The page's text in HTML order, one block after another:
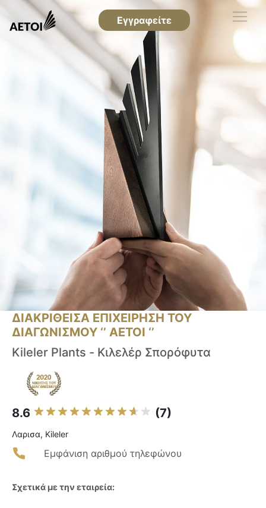
Εγγραφείτε
ΔΙΑΚΡΙΘΕΙΣΑ ΕΠΙΧΕΙΡΗΣΗ ΤΟΥ
ΔΙΑΓΩΝΙΣΜΟΥ ‘’ ΑΕΤΟΙ ‘’
Kileler Plants - Κιλελέρ Σπορόφυτα
8.6 (7)
Λαρισα, Kileler
Εμφάνιση αριθμού τηλεφώνου
Σχετικά με την εταιρεία: